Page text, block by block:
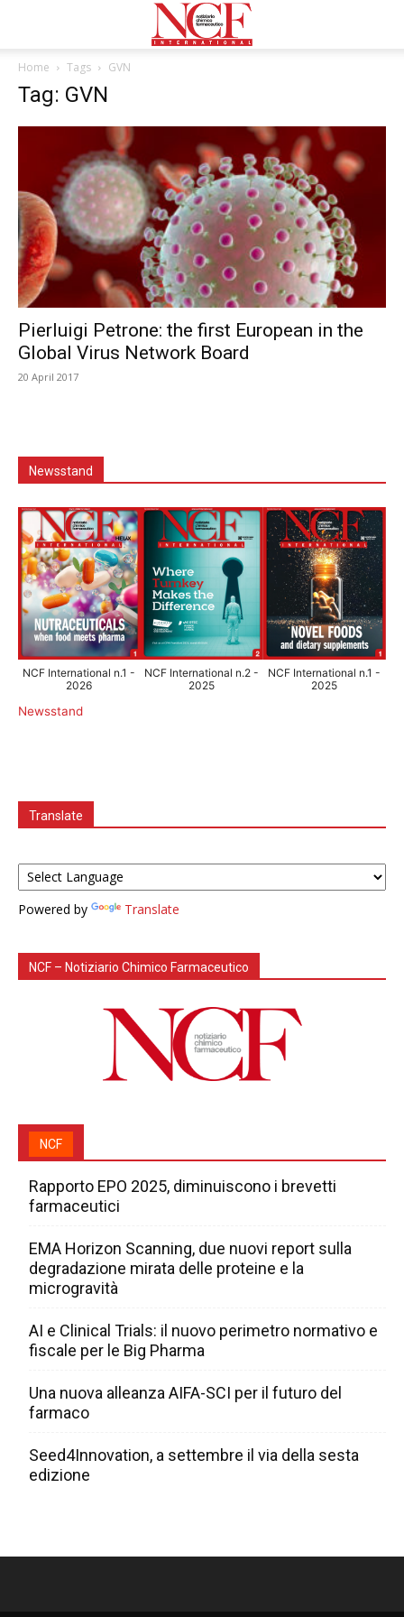
Home Tags GVN
Tag: GVN
Pierluigi Petrone: the first European in the
Global Virus Network Board
20 April 2017
Newsstand
NCF International n.1 -
2026
NCF International n.2 -
2025
NCF International n.1 -
2025
Newsstand
Translate
Powered by Translate
NCF – Notiziario Chimico Farmaceutico
NCF
Rapporto EPO 2025, diminuiscono i brevetti
farmaceutici
EMA Horizon Scanning, due nuovi report sulla
degradazione mirata delle proteine e la
microgravità
AI e Clinical Trials: il nuovo perimetro normativo e
fiscale per le Big Pharma
Una nuova alleanza AIFA-SCI per il futuro del
farmaco
Seed4Innovation, a settembre il via della sesta
edizione